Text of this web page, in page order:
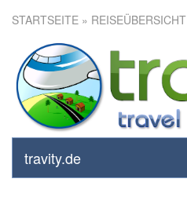
STARTSEITE » REISEÜBERSICHT
travity.de